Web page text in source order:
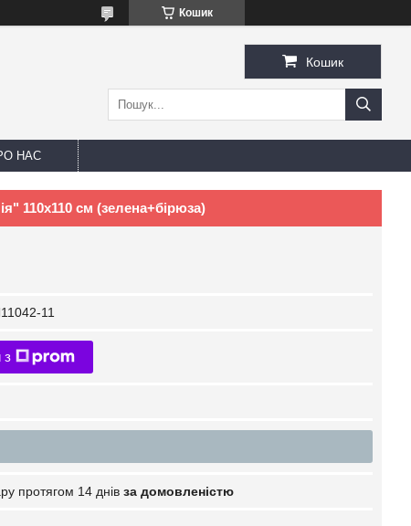
Кошик
Кошик
НАС
110х110 см (зелена+бірюза)
11
з
протягом 14 днів за домовленістю